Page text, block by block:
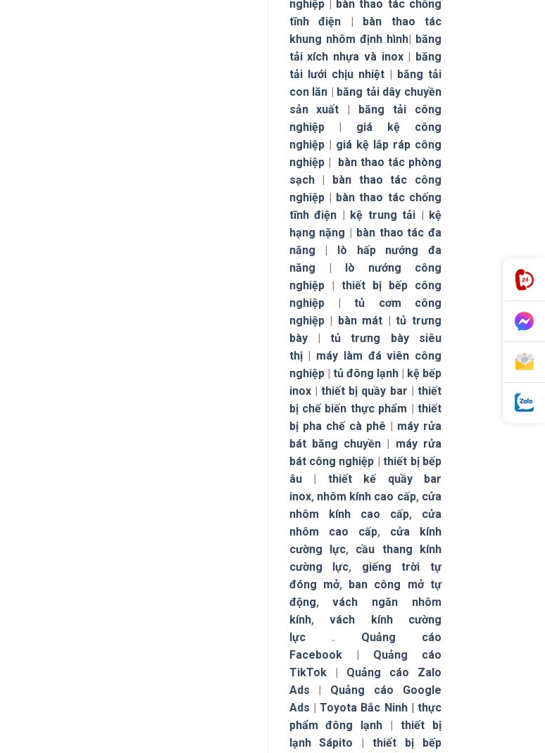
nghiệp|
bàn thao tác chống
tĩnh điện
bàn thao tác
khung nhôm định hình|
băng
tải xích nhựa và inox|
băng
tải lưới chịu nhiệt|
băng tải
con lăn
băng tải dây chuyền
sản xuất
băng tải công
nghiệp| giá kệ công
nghiệp| giá kệ lắp ráp công
nghiệp|
bàn thao tác phòng
sạch|
bàn thao tác công
nghiệp|
bàn thao tác chống
tĩnh điện
kệ trung tải
kệ
hạng nặng
bàn thao tác đa
năng
lò hấp nướng đa
năng
lò nướng công
nghiệp| thiết bị bếp công
nghiệp|tủ cơm công
nghiệp| bàn mát |tủ trưng
bày|tủ trưng bày siêu
thị| máy làm đá viên công
nghiệp| tủ đông lạnh|
kệ bếp
inox| thiết bị quầy bar |thiết
bị chế biến thực phẩm |thiết
bị pha chế cà phê
máy rửa
bát băng chuyền
máy rửa
bát công nghiệp |thiết bị bếp
âu| thiết kế quầy bar
inox, nhôm kính cao cấp, cửa
nhôm kính cao cấp, cửa
nhôm cao cấp, cửa kính
cường lực, cầu thang kính
cường lực, giếng trời tự
đóng mở,
ban công mở tự
động,vách ngăn nhôm
kính, vách kính cường
lực. Quảng cáo
Facebook| Quảng cáo
TikTok| Quảng cáo Zalo
Ads
Quảng cáo Google
Ads
Toyota Bắc Ninh |
thực
phẩm đông lạnh |thiết bị
lạnh Sápito
|thiết bị bếp